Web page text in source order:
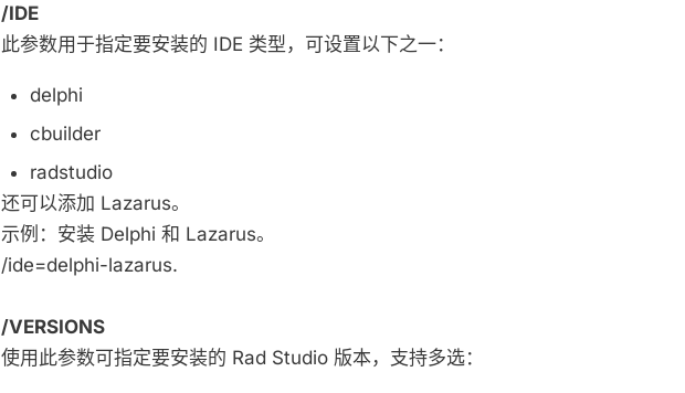
/IDE
此参数用于指定要安装的 IDE 类型，可设置以下之一：
delphi
cbuilder
radstudio
还可以添加 Lazarus。
示例：安装 Delphi 和 Lazarus。
/ide=delphi-lazarus.
/VERSIONS
使用此参数可指定要安装的 Rad Studio 版本，支持多选：